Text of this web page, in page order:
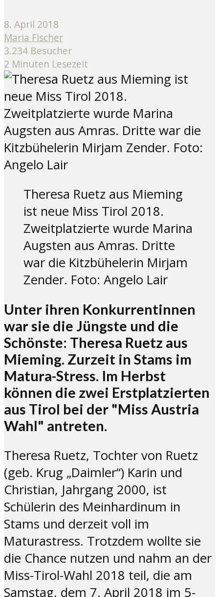
8. April 2018
Maria Fischer
3.234 Besucher
2 Minuten Lesezeit
Theresa Ruetz aus Mieming
ist neue Miss Tirol 2018.
Zweitplatzierte wurde Marina
Augsten aus Amras. Dritte
war die Kitzbühelerin Mirjam
Zender. Foto: Angelo Lair
Unter ihren Konkurrentinnen
war sie die Jüngste und die
Schönste: Theresa Ruetz aus
Mieming. Zurzeit in Stams im
Matura-Stress. Im Herbst
können die zwei Erstplatzierten
aus Tirol bei der "Miss Austria
Wahl" antreten.
Theresa Ruetz, Tochter von Ruetz
(geb. Krug „Daimler“) Karin und
Christian, Jahrgang 2000, ist
Schülerin des Meinhardinum in
Stams und derzeit voll im
Maturastress. Trotzdem wollte sie
die Chance nutzen und nahm an der
Miss-Tirol-Wahl 2018 teil, die am
Samstag, dem 7. April 2018 im 5-